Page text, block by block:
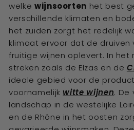
welke wijnsoorten het best
verschillende klimaten en
het zuiden zorgt het redelijk
klimaat ervoor dat de druiven
fruitige wijnen oplevert. In het
streken zoals de Elzas en de
ideale gebied voor de
voornamelijk witte wijnen. De
landschap in de westelijke
en de Rhône in het oosten